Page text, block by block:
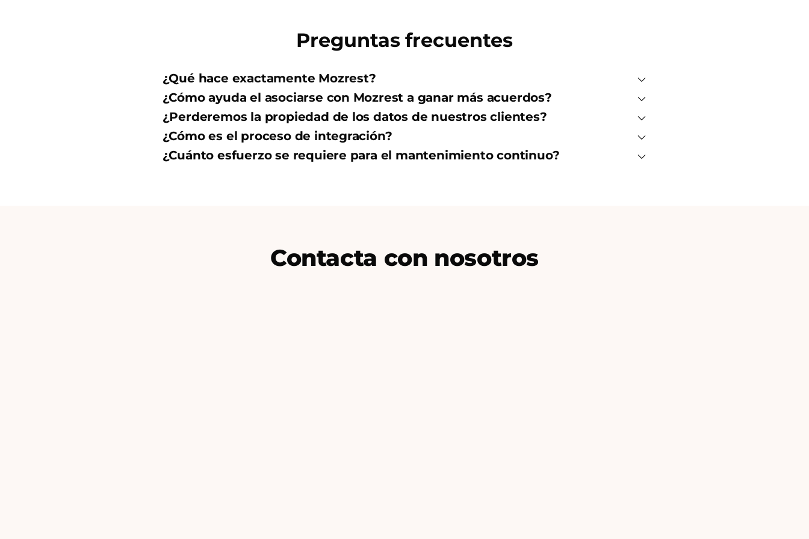
Preguntas frecuentes
¿Qué hace exactamente Mozrest?
¿Cómo ayuda el asociarse con Mozrest a ganar más acuerdos?
¿Perderemos la propiedad de los datos de nuestros clientes?
¿Cómo es el proceso de integración?
¿Cuánto esfuerzo se requiere para el mantenimiento continuo?
Contacta con nosotros